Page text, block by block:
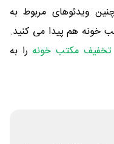
ویدئوهای مربوط به
خونه هم پیدا می کنید.
مکتب خونه را به